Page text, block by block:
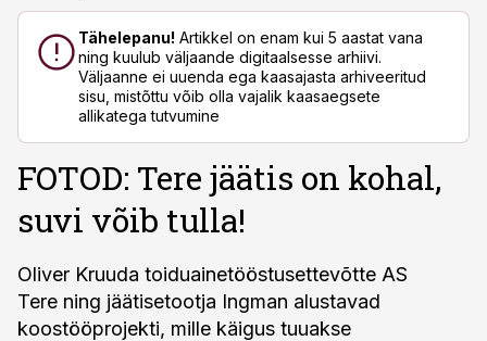
Tähelepanu! Artikkel on enam kui 5 aastat vana
ning kuulub väljaande digitaalsesse arhiivi.
Väljaanne ei uuenda ega kaasajasta arhiveeritud
sisu, mistõttu võib olla vajalik kaasaegsete
allikatega tutvumine
FOTOD: Tere jäätis on kohal,
suvi võib tulla!
Oliver Kruuda toiduainetööstusettevõtte AS
Tere ning jäätisetootja Ingman alustavad
koostööprojekti, mille käigus tuuakse